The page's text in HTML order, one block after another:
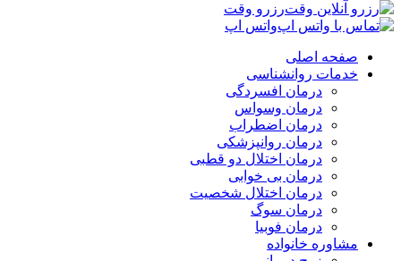
رزرو وقت
واتس اپ
صفحه اصلی
خدمات روانشناسی
درمان افسردگی
درمان وسواس
درمان اضطراب
درمان روانپزشکی
درمان اختلال دو قطبی
درمان بی خوابی
درمان اختلال شخصیت
درمان سوگ
درمان فوبیا
مشاوره خانواده